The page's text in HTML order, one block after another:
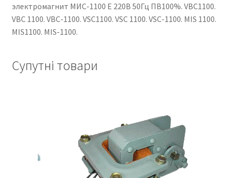
электромагнит МИС-1100 Е 220В 50Гц ПВ100%. VBC1100.
VBC 1100. VBC-1100. VSC1100. VSC 1100. VSC-1100. MIS 1100.
MIS1100. MIS-1100.
Супутні товари